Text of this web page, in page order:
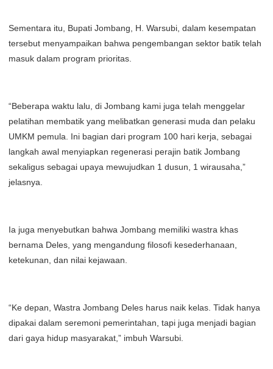
Sementara itu, Bupati Jombang, H. Warsubi, dalam kesempatan
tersebut menyampaikan bahwa pengembangan sektor batik telah
masuk dalam program prioritas.
“Beberapa waktu lalu, di Jombang kami juga telah menggelar
pelatihan membatik yang melibatkan generasi muda dan pelaku
UMKM pemula. Ini bagian dari program 100 hari kerja, sebagai
langkah awal menyiapkan regenerasi perajin batik Jombang
sekaligus sebagai upaya mewujudkan 1 dusun, 1 wirausaha,”
jelasnya.
Ia juga menyebutkan bahwa Jombang memiliki wastra khas
bernama Deles, yang mengandung filosofi kesederhanaan,
ketekunan, dan nilai kejawaan.
“Ke depan, Wastra Jombang Deles harus naik kelas. Tidak hanya
dipakai dalam seremoni pemerintahan, tapi juga menjadi bagian
dari gaya hidup masyarakat,” imbuh Warsubi.